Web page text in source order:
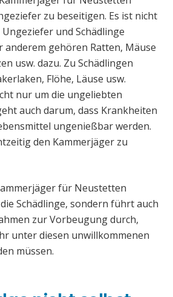
zu beseitigen. Es ist nicht
und Schädlinge
gehören Ratten, Mäuse
usw. dazu. Zu Schädlingen
Flöhe, Läuse usw.
nur um die ungeliebten
auch darum, dass Krankheiten
ungenießbar werden.
den Kammerjäger zu
für Neustetten
Schädlinge, sondern führt auch
zur Vorbeugung durch,
unter diesen unwillkommenen
müssen.